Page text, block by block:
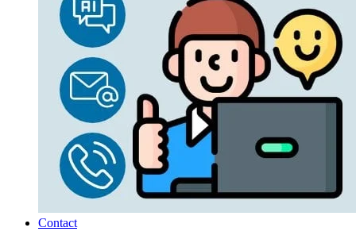
Contact